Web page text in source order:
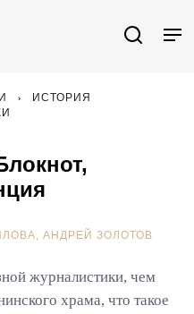
ИСТОРИЯ
АНДРЕЙ ЗОЛОТОВ
журналистики, чем
храма, что такое